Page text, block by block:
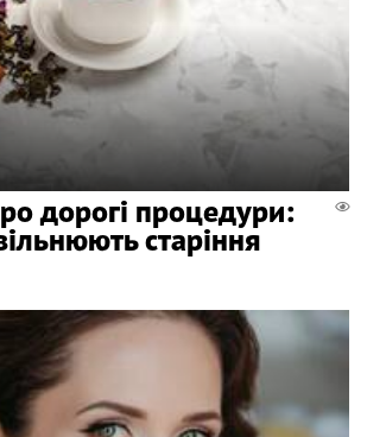
дорогі процедури:
старіння